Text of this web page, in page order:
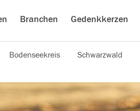
Branchen Gedenkkerzen
Bodenseekreis Schwarzwald